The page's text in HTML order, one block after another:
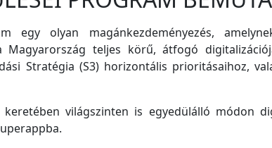
egy olyan magánkezdeményezés,
Magyarország teljes körű, átfogó
Stratégia (S3) horizontális prioritásaihoz,
keretében világszinten is egyedülálló módon